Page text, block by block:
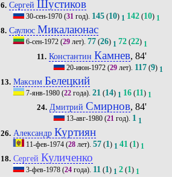
6. Сергей Шустиков
30-сен-1970 (31 год). 145 (10) 1 142 (10) 1
8. Саулюс Микалаюнас
6-сен-1972 (29 лет).77 (26) 1 72 (22) 1
11. Константин Камнев, 84'
20-июн-1972(29лет). 117(9) 1
13. Максим Белецкий
7-янв-1980 (22 года).21 (14) 1 16 (11) 1
24. ДмитрийСмирнов, 84'
13-авг-1980(21год). 1 1
26. Александр Куртиян
11-фев-1974 (28 лет).57 (1) 1 41 (1) 1
18. Сергей Куличенко
3-фев-1978 (24 года). 11 (1) 1 2 (1) 1